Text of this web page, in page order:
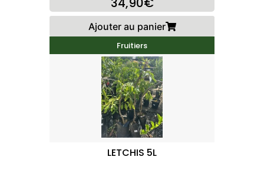
Ajouter au panier
Fruitiers
LETCHIS 5L